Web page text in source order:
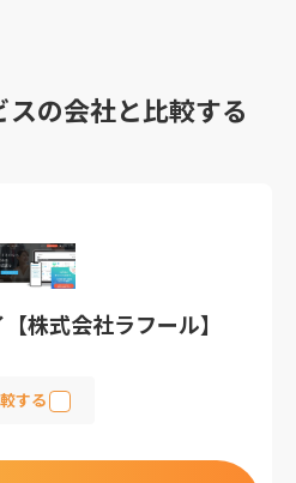
の会社と比較する
株式会社ラフール】
する